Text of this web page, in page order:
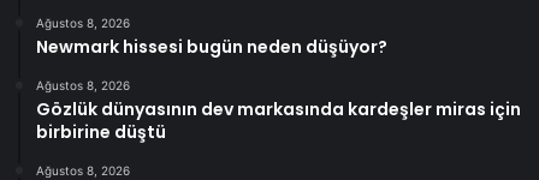
Ağustos 8, 2026
Newmark hissesi bugün neden düşüyor?
Ağustos 8, 2026
Gözlük dünyasının dev markasında kardeşler miras için
birbirine düştü
Ağustos 8, 2026